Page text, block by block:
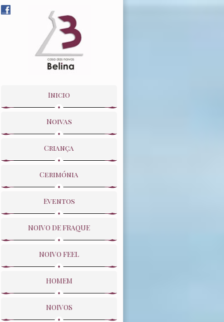
Inicio
Noivas
Criança
Cerimónia
Eventos
NOIVO DE FRAQUE
NOIVO FEEL
HOMEM
NOIVOS